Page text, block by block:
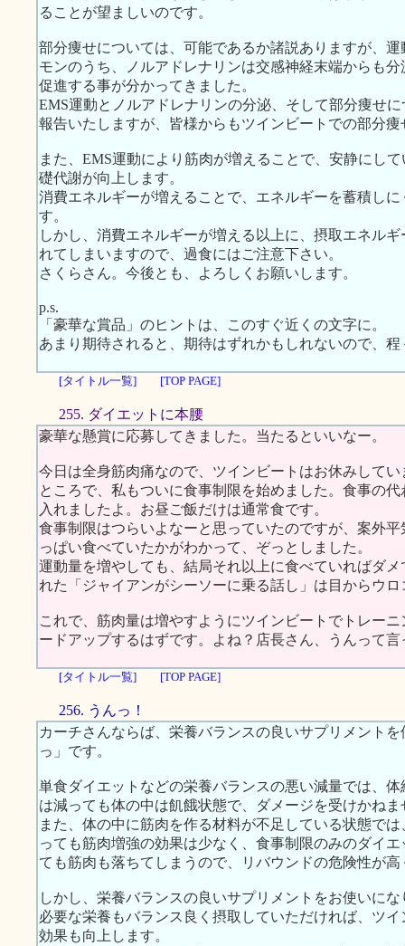
ることが望ましいのです。
部分痩せについては、可能であるか諸説ありますが、
モンのうち、ノルアドレナリンは交感神経末端からも
促進する事が分かってきました。
EMS運動とノルアドレナリンの分泌、そして部分痩せ
報告いたしますが、皆様からもツインビートでの部分
また、EMS運動により筋肉が増えることで、安静にし
礎代謝が向上します。
消費エネルギーが増えることで、エネルギーを蓄積し
す。
しかし、消費エネルギーが増える以上に、摂取エネル
れてしまいますので、過食にはご注意下さい。
さくらさん。今後とも、よろしくお願いします。
p.s.
「豪華な賞品」のヒントは、このすぐ近くの文字に。
あまり期待されると、期待はずれかもしれないので、
[タイトル一覧] [TOP PAGE]
255. ダイエットに本腰
豪華な懸賞に応募してきました。当たるといいなー。
今日は全身筋肉痛なので、ツインビートはお休みしてい
ところで、私もついに食事制限を始めました。食事の
入れましたよ。お昼ご飯だけは通常食です。
食事制限はつらいよなーと思っていたのですが、案外
っぱい食べていたかがわかって、ぞっとしました。
運動量を増やしても、結局それ以上に食べていればダ
れた「ジャイアンがシーソーに乗る話し」は目からウロ
これで、筋肉量は増やすようにツインビートでトレー
ードアップするはずです。よね？店長さん、うんって言
[タイトル一覧] [TOP PAGE]
256. うんっ！
カーチさんならば、栄養バランスの良いサプリメント
っ」です。
単食ダイエットなどの栄養バランスの悪い減量では、
は減っても体の中は飢餓状態で、ダメージを受けかねま
また、体の中に筋肉を作る材料が不足している状態で
っても筋肉増強の効果は少なく、食事制限のみのダイ
ても筋肉も落ちてしまうので、リバウンドの危険性が高
しかし、栄養バランスの良いサプリメントをお使いに
必要な栄養もバランス良く摂取していただければ、ツ
効果も向上します。